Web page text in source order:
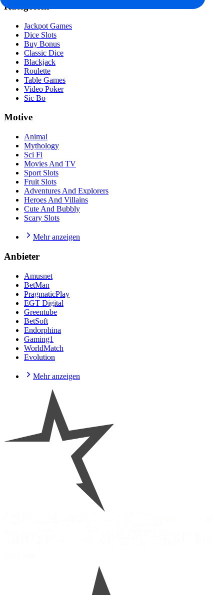
Kategorien
Jackpot Games
Dice Slots
Buy Bonus
Classic Dice
Blackjack
Roulette
Table Games
Video Poker
Sic Bo
Motive
Animal
Mythology
Sci Fi
Movies And TV
Sport Slots
Fruit Slots
Adventures And Explorers
Heroes And Villains
Cute And Bubbly
Scary Slots
Mehr anzeigen
Anbieter
Amusnet
BetMan
PragmaticPlay
EGT Digital
Greentube
BetSoft
Endorphina
Gaming1
WorldMatch
Evolution
Mehr anzeigen